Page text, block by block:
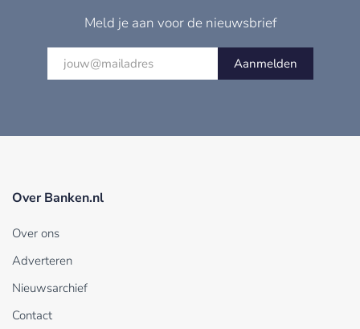
Meld je aan voor de nieuwsbrief
Aanmelden
Over Banken.nl
Over ons
Adverteren
Nieuwsarchief
Contact